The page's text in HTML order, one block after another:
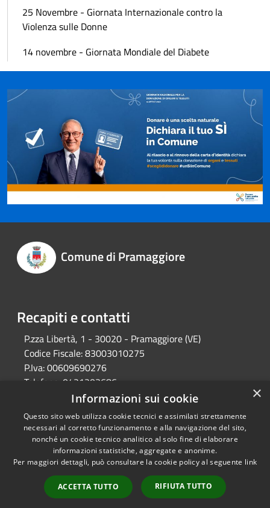
25 Novembre - Giornata Internazionale contro la
Violenza sulle Donne
14 novembre - Giornata Mondiale del Diabete
Comune di Pramaggiore
Recapiti e contatti
P.zza Libertà, 1 - 30020 - Pramaggiore (VE)
Codice Fiscale:83003010275
P.Iva:00609690276
Telefono: 0421203686
protocollo@comune.pramaggiore.ve.it
Pec:
protocollo.comune.pramaggiore.ve@pecveneto.it
Accessibilità
Copyright © 2026 • Comune di
Pramaggiore • Powered by
Municipium•
Accesso
redazione
×
Informazioni sui cookie
Questo sito web utilizza cookie tecnici e assimilati strettamente
necessari al corretto funzionamento e alla navigazione del sito,
nonché un cookie tecnico analitico al solo fine di elaborare
informazioni statistiche, aggregate e anonime.
Per maggiori dettagli, può consultare la cookie policy al seguente link
ACCETTA TUTTO RIFIUTA TUTTO